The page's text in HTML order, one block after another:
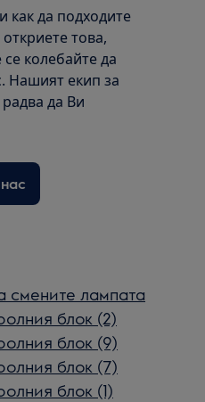
как да подходите
това,
колебайте да
Нашият екип за
да Ви
смените лампата
блок (2)
блок (9)
блок (7)
блок (1)